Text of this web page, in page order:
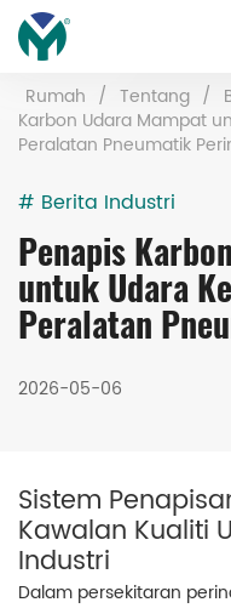
Rumah / Tentang /
Karbon Udara Mampat
Peralatan Pneumatik
# Berita Industri
Penapis
untuk Udara
Peralatan
2026-05-06
Sistem
Kawalan Kualiti
Industri
Dalam persekitaran